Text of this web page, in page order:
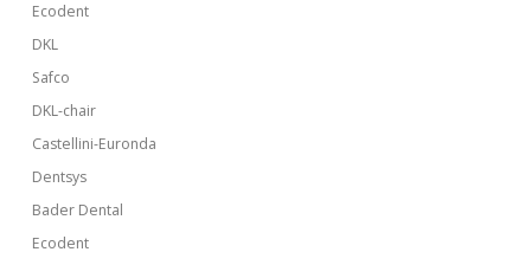
Ecodent
DKL
Safco
DKL-chair
Castellini-Euronda
Dentsys
Bader Dental
Ecodent